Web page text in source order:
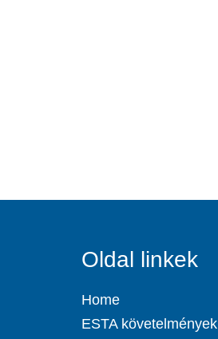
Oldal linkek
Home
ESTA követelmények